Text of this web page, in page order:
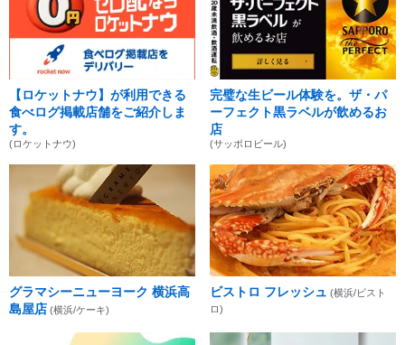
【ロケットナウ】が利用できる
食べログ掲載店舗をご紹介しま
す。
(ロケットナウ)
完璧な生ビール体験を。ザ・パ
ーフェクト黒ラベルが飲めるお
店
(サッポロビール)
グラマシーニューヨーク 横浜高
島屋店 (横浜/ケーキ)
ビストロ フレッシュ (横浜/ビスト
ロ)